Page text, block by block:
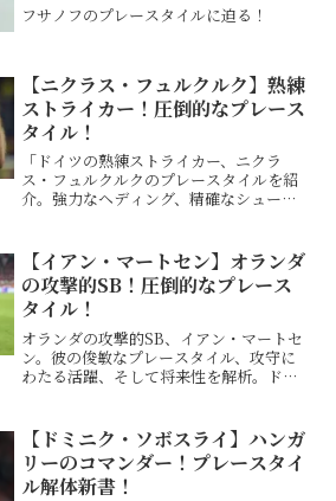
フサノフのプレースタイルに迫る！
【ニクラス・フュルクルク】熟練
ストライカー！圧倒的なプレース
タイル！
「ドイツの熟練ストライカー、ニクラ
ス・フュルクルクのプレースタイルを紹
介。強力なヘディング、精確なシュート
【イアン・マートセン】オランダ
の攻撃的SB！圧倒的なプレース
タイル！
オランダの攻撃的SB、イアン・マートセ
ン。彼の俊敏なプレースタイル、攻守に
わたる活躍、そして将来性を解析。ドル
【ドミニク・ソボスライ】ハンガ
リーのコマンダー！プレースタイ
ル解体新書！